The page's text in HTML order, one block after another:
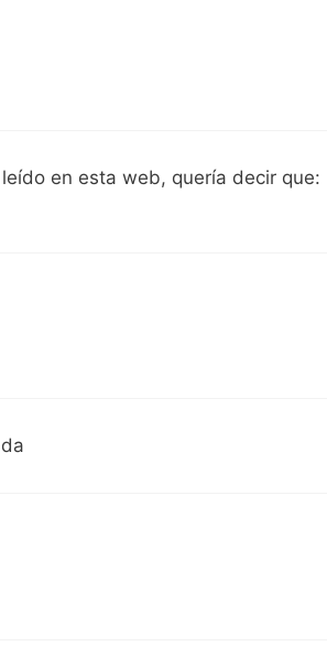
en esta web, quería decir que: